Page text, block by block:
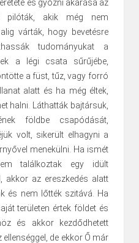
és győzni akarása az
pilóták, akik még nem
várták, hogy bevetésre
tudományukat a
a légi csata sűrűjébe,
a füst, tűz, vagy forró
alatt és ha még éltek,
halni. Láthatták bajtársuk,
földbe csapódását,
volt, sikerült elhagyni a
menekülni. Ha ismét
találkoztak egy idült
akkor az ereszkedés alatt
és nem lőtték szitává. Ha
területen értek földet és
és akkor kezdődhetett
de ekkor Ő már